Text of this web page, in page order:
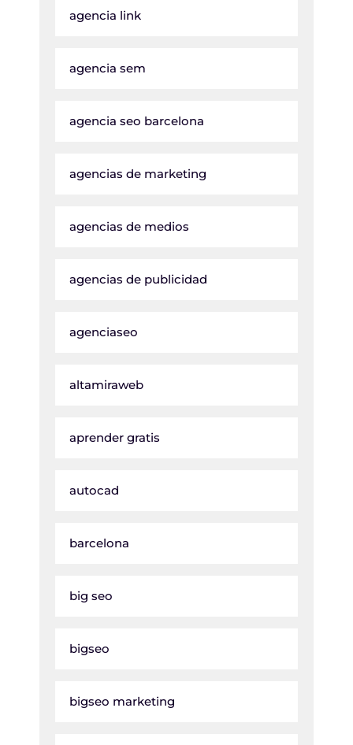
agencia link
agencia sem
agencia seo barcelona
agencias de marketing
agencias de medios
agencias de publicidad
agenciaseo
altamiraweb
aprender gratis
autocad
barcelona
big seo
bigseo
bigseo marketing